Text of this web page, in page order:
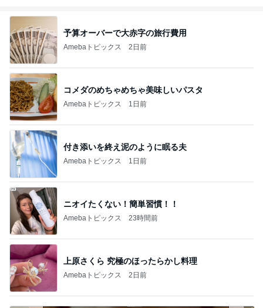
予算オーバーで大赤字の旅行費用
Amebaトピックス 2日前
コメダのめちゃめちゃ美味しいパスタ
Amebaトピックス 1日前
付き添いを終え泥のように眠る夫
Amebaトピックス 1日前
ニオイたくない！簡単習慣！！
Amebaトピックス 23時間前
上原さくら 究極のほったらかし料理
Amebaトピックス 2日前